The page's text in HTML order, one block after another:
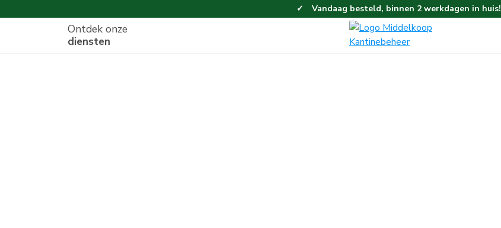
Vandaag besteld, binnen 2 werkdagen in huis!
Eenvoudig en gemakkelijk bestellen!
Gratis thuisbezorgd vanaf 100,-!
Ontdek onze
diensten